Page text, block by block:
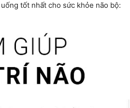
tốt nhất cho sức khỏe não bộ: